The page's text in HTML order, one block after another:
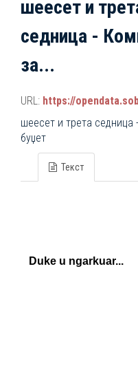
шеесет и
седница -
за...
URL: https://opendata.sobranie.mk/dataset/6d8701ea-3a42-465d-
шеесет и трета
буџет
Текст